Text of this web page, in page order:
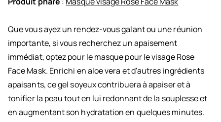
Que vous ayez un rendez-vous galant ou une réunion
importante, si vous recherchez un apaisement
immédiat, optez pour le masque pour le visage Rose
Face Mask. Enrichi en aloe vera et d'autres ingrédients
apaisants, ce gel soyeux contribuera à apaiser et à
tonifier la peau tout en lui redonnant de la souplesse et
en augmentant son hydratation en quelques minutes.